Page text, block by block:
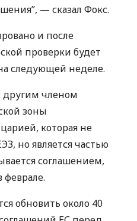
— сказал Фокс.
и после
проверки будет
следующей неделе.
другим членом
зоны
которая не
, но является частью
соглашением,
обновить около 40